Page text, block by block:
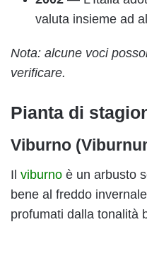
valuta insieme ad
Nota: alcune voci
verificare.
Pianta di
Viburno
Il viburno è un arbusto
bene al freddo
profumati dalla tonalità